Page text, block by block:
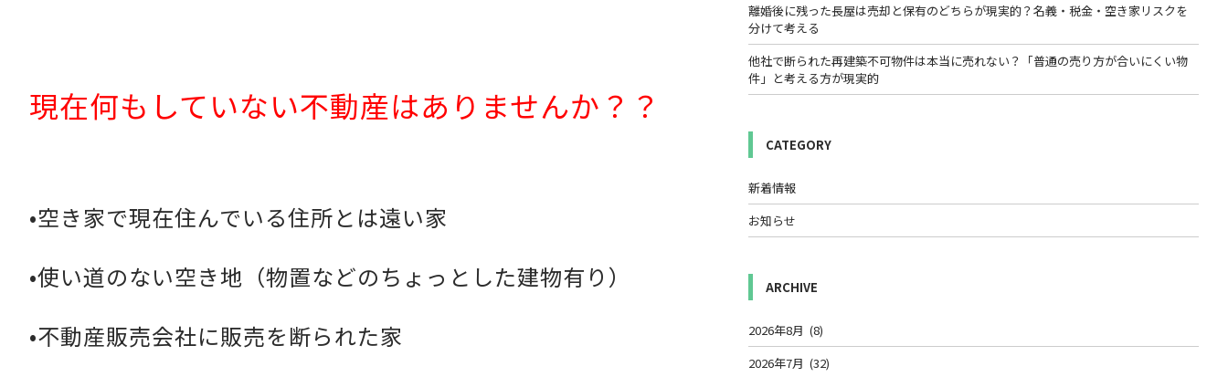
現在何もしていない不動産はありませんか？？
•空き家で現在住んでいる住所とは遠い家
•使い道のない空き地（物置などのちょっとした建物有り）
•不動産販売会社に販売を断られた家
離婚後に残った長屋は売却と保有のどちらが現実的？名義・税金・空き家リスクを
分けて考える
他社で断られた再建築不可物件は本当に売れない？「普通の売り方が合いにくい物
件」と考える方が現実的
CATEGORY
新着情報
お知らせ
ARCHIVE
2026年8月 (8)
2026年7月 (32)